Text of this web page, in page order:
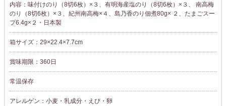
内容：味付けのり（8切6枚）×３、有明海産塩のり（8切6枚）×３、 南高梅
のり（8切6枚）×３、紀州南高梅×４、島乃香のり佃煮80g× ２、たまごスー
プ6.4g×２・日本製
箱サイズ：29×22.4×7.7cm
賞味期限：360日
常温保存
アレルゲン：小麦・乳成分・えび・卵